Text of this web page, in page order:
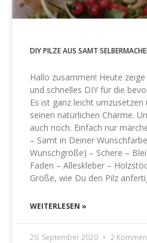
DIY PILZE AUS SAMT
Hallo zusammen! Heute
und schnelles DIY für die
Es ist ganz leicht
seinen natürlichen Charme.
auch noch. Einfach nur
– Samt in Deiner
Wunschgröße) – Schere –
Faden – Alleskleber –
Größe, wie Du den Pilz
WEITERLESEN »
20. September 2020 2